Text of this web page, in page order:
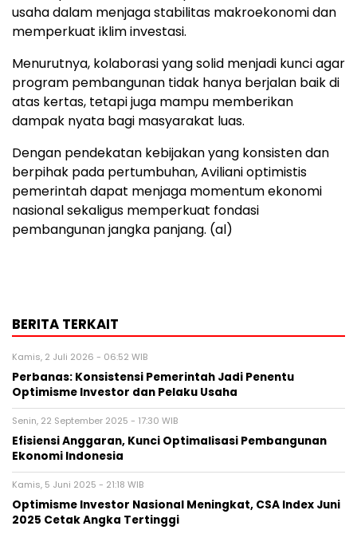
usaha dalam menjaga stabilitas makroekonomi dan
memperkuat iklim investasi.
Menurutnya, kolaborasi yang solid menjadi kunci agar
program pembangunan tidak hanya berjalan baik di
atas kertas, tetapi juga mampu memberikan
dampak nyata bagi masyarakat luas.
Dengan pendekatan kebijakan yang konsisten dan
berpihak pada pertumbuhan, Aviliani optimistis
pemerintah dapat menjaga momentum ekonomi
nasional sekaligus memperkuat fondasi
pembangunan jangka panjang. (al)
BERITA TERKAIT
Kamis, 2 Juli 2026 - 06:52 WIB
Perbanas: Konsistensi Pemerintah Jadi Penentu
Optimisme Investor dan Pelaku Usaha
Senin, 22 September 2025 - 17:30 WIB
Efisiensi Anggaran, Kunci Optimalisasi Pembangunan
Ekonomi Indonesia
Kamis, 5 Juni 2025 - 21:18 WIB
Optimisme Investor Nasional Meningkat, CSA Index Juni
2025 Cetak Angka Tertinggi